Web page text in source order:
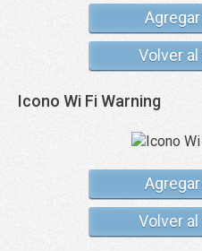
Volver
Icono Wi Fi Warning
Volver